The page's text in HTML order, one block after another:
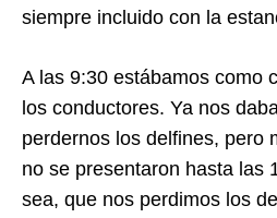
siempre incluido con la
A las 9:30 estábamos como
los conductores. Ya nos
perdernos los delfines, pero
no se presentaron hasta las
sea, que nos perdimos los